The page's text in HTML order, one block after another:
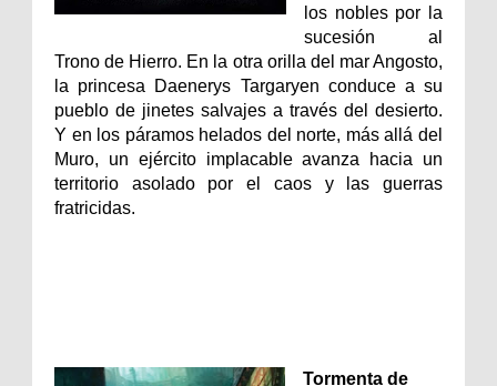
los nobles por la
sucesión al
Trono de Hierro. En la otra orilla del mar Angosto,
la princesa Daenerys Targaryen conduce a su
pueblo de jinetes salvajes a través del desierto.
Y en los páramos helados del norte, más allá del
Muro, un ejército implacable avanza hacia un
territorio asolado por el caos y las guerras
fratricidas.
Tormenta de